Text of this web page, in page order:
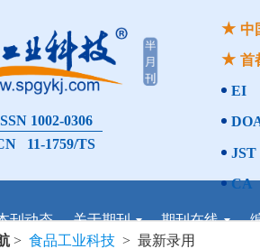
1002-0306
11-1759/TS
中
首
EI
JST
CA
刊动态 关于期刊 期刊在线
> 食品工业科技 > 最新录用